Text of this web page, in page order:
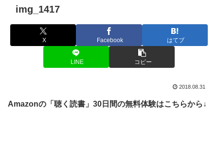
img_1417
X Facebook はてブ
LINE コピー
2018.08.31
Amazonの「聴く読書」30日間の無料体験はこちらから↓